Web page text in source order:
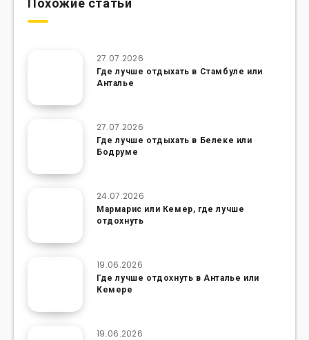
Похожие статьи
27.07.2026
Где лучше отдыхать в Стамбуле или
Анталье
27.07.2026
Где лучше отдыхать в Белеке или
Бодруме
24.07.2026
Мармарис или Кемер, где лучше
отдохнуть
19.06.2026
Где лучше отдохнуть в Анталье или
Кемере
19.06.2026